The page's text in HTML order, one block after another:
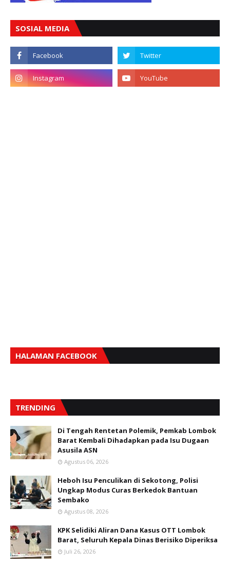
SOSIAL MEDIA
HALAMAN FACEBOOK
TRENDING
Di Tengah Rentetan Polemik, Pemkab Lombok
Barat Kembali Dihadapkan pada Isu Dugaan
Asusila ASN
Agustus 06, 2026
Heboh Isu Penculikan di Sekotong, Polisi
Ungkap Modus Curas Berkedok Bantuan
Sembako
Agustus 08, 2026
KPK Selidiki Aliran Dana Kasus OTT Lombok
Barat, Seluruh Kepala Dinas Berisiko Diperiksa
Juli 26, 2026